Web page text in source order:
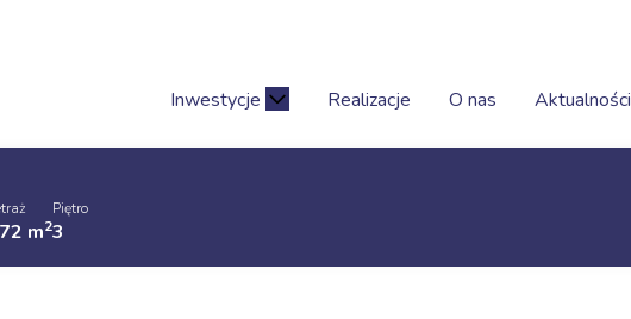
Inwestycje Realizacje O nas Aktualności
m2
Piętro
3